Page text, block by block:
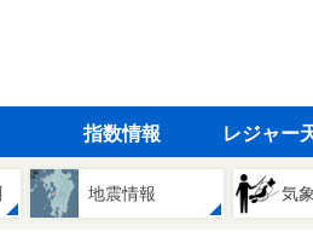
指数情報 レジャー
地震情報 気